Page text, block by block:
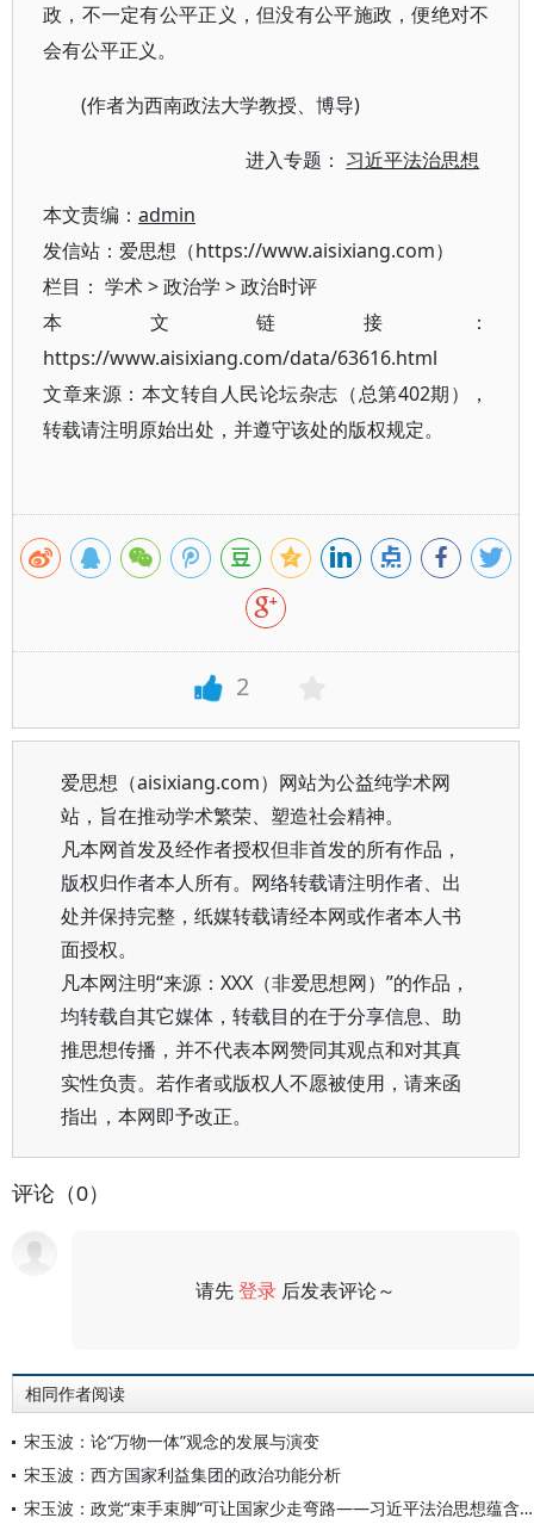
政，不一定有公平正义，但没有公平施政，便绝对不
会有公平正义。
(作者为西南政法大学教授、博导)
进入专题： 习近平法治思想
本文责编： admin
发信站：爱思想（https://www.aisixiang.com）
栏目： 学术>政治学 >政治时评
本文链接：
https://www.aisixiang.com/data/63616.html
文章来源：本文转自人民论坛杂志（总第402期），
转载请注明原始出处，并遵守该处的版权规定。
2
爱思想（aisixiang.com）网站为公益纯学术网
站，旨在推动学术繁荣、塑造社会精神。
凡本网首发及经作者授权但非首发的所有作品，
版权归作者本人所有。网络转载请注明作者、出
处并保持完整，纸媒转载请经本网或作者本人书
面授权。
凡本网注明“来源：XXX（非爱思想网）”的作品，
均转载自其它媒体，转载目的在于分享信息、助
推思想传播，并不代表本网赞同其观点和对其真
实性负责。若作者或版权人不愿被使用，请来函
指出，本网即予改正。
评论（0）
请先登录 后发表评论～
相同作者阅读
宋玉波：论“万物一体”观念的发展与演变
宋玉波：西方国家利益集团的政治功能分析
宋玉波：政党“束手束脚”可让国家少走弯路——习近平法治思想蕴含的新意